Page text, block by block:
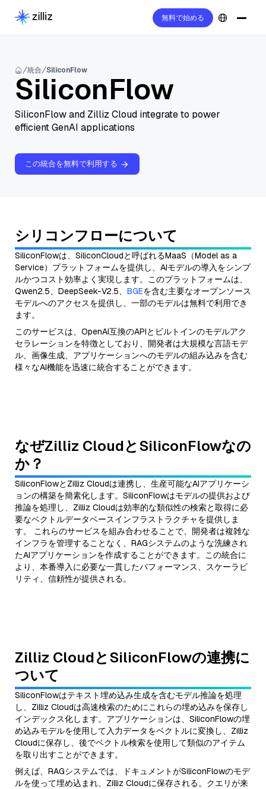
無料で始める
統合 SiliconFlow
SiliconFlow
SiliconFlow and Zilliz Cloud integrate to power
efficient GenAI applications
この統合を無料で利用する
シリコンフローについて
SiliconFlowは、SiliconCloudと呼ばれるMaaS（Model as a
Service）プラットフォームを提供し、AIモデルの導入をシンプ
ルかつコスト効率よく実現します。このプラットフォームは、
Qwen2.5、DeepSeek-V2.5、 BGEを含む主要なオープンソース
モデルへのアクセスを提供し、一部のモデルは無料で利用でき
ます。
このサービスは、OpenAI互換のAPIとビルトインのモデルアク
セラレーションを特徴としており、開発者は大規模な言語モデ
ル、画像生成、アプリケーションへのモデルの組み込みを含む
様々なAI機能を迅速に統合することができます。
なぜZilliz CloudとSiliconFlowなの
か？
SiliconFlowとZilliz Cloudは連携し、生産可能なAIアプリケーシ
ョンの構築を簡素化します。SiliconFlowはモデルの提供および
推論を処理し、Zilliz Cloudは効率的な類似性の検索と取得に必
要なベクトルデータベースインフラストラクチャを提供しま
す。 これらのサービスを組み合わせることで、開発者は複雑な
インフラを管理することなく、RAGシステムのような洗練され
たAIアプリケーションを作成することができます。この統合に
より、本番導入に必要な一貫したパフォーマンス、スケーラビ
リティ、信頼性が提供される。
Zilliz CloudとSiliconFlowの連携に
ついて
SiliconFlowはテキスト埋め込み生成を含むモデル推論を処理
し、Zilliz Cloudは高速検索のためにこれらの埋め込みを保存し
インデックス化します。アプリケーションは、SiliconFlowの埋
め込みモデルを使用して入力データをベクトルに変換し、Zilliz
Cloudに保存し、後でベクトル検索を使用して類似のアイテム
を取り出すことができます。
例えば、RAGシステムでは、ドキュメントがSiliconFlowのモデ
ルを使って埋め込まれ、Zilliz Cloudに保存される。クエリが来